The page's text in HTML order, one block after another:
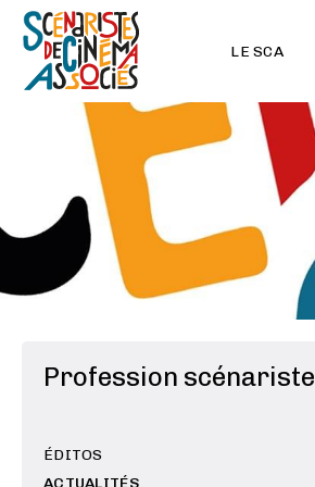
LE SCA
Profession scénariste
ÉDITOS
ACTUALITÉS